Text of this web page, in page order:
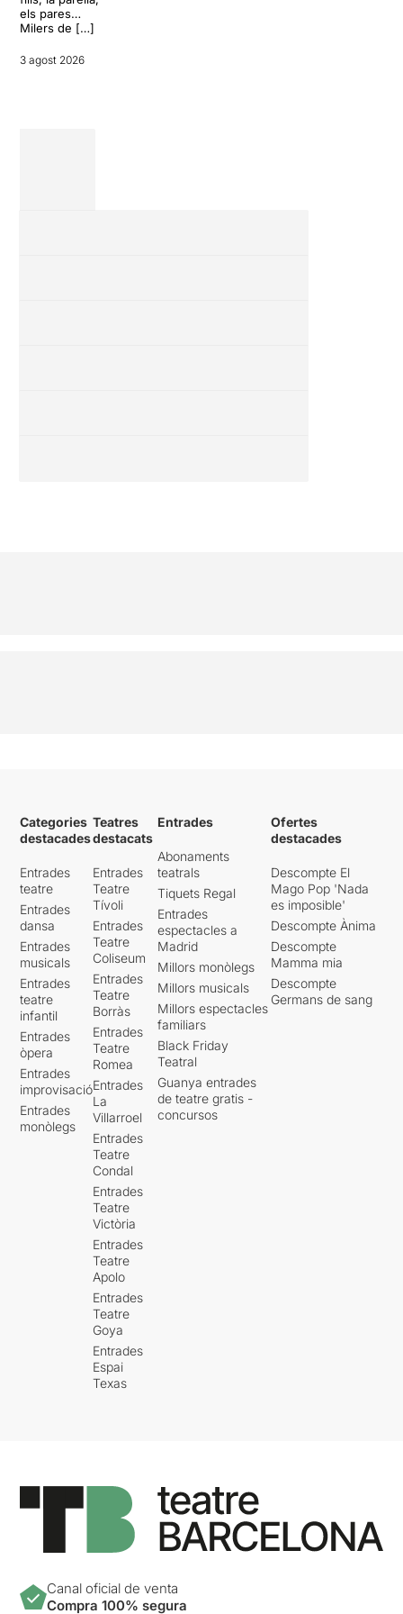
els pares…
Milers de […]
3 agost 2026
Categories
destacades
Entrades
teatre
Entrades
dansa
Entrades
musicals
Entrades
teatre
infantil
Entrades
òpera
Entrades
improvisació
Entrades
monòlegs
Teatres
destacats
Entrades
Teatre
Tívoli
Entrades
Teatre
Coliseum
Entrades
Teatre
Borràs
Entrades
Teatre
Romea
Entrades
La
Villarroel
Entrades
Teatre
Condal
Entrades
Teatre
Victòria
Entrades
Teatre
Apolo
Entrades
Teatre
Goya
Entrades
Espai
Texas
Entrades
Abonaments
teatrals
Tiquets Regal
Entrades
espectacles a
Madrid
Millors monòlegs
Millors musicals
Millors espectacles
familiars
Black Friday
Teatral
Guanya entrades
de teatre gratis -
concursos
Ofertes
destacades
Descompte El
Mago Pop 'Nada
es imposible'
Descompte Ànima
Descompte
Mamma mia
Descompte
Germans de sang
Canal oficial de venta
Compra 100% segura